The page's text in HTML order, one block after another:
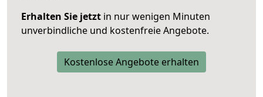
Erhalten Sie jetzt in nur wenigen Minuten
unverbindliche und kostenfreie Angebote.
Kostenlose Angebote erhalten